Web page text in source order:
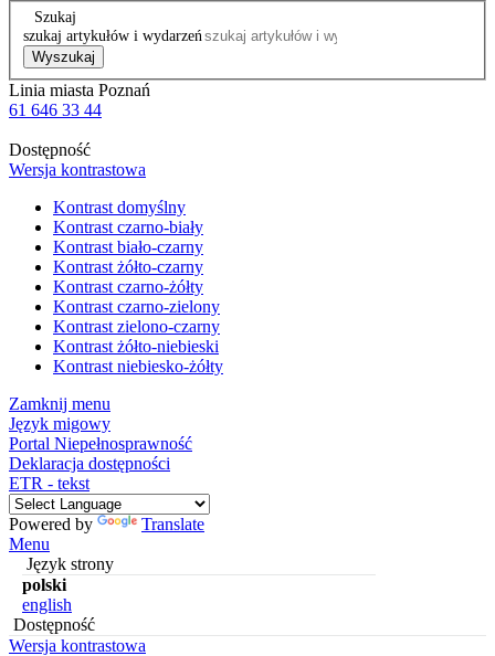
Szukaj
szukaj artykułów i wydarzeń
Wyszukaj
Linia miasta Poznań
61 646 33 44
Dostępność
Wersja kontrastowa
Kontrast domyślny
Kontrast czarno-biały
Kontrast biało-czarny
Kontrast żółto-czarny
Kontrast czarno-żółty
Kontrast czarno-zielony
Kontrast zielono-czarny
Kontrast żółto-niebieski
Kontrast niebiesko-żółty
Zamknij menu
Język migowy
Portal Niepełnosprawność
Deklaracja dostępności
ETR - tekst
Powered by
Translate
Menu
Język strony
polski
english
Dostępność
Wersja kontrastowa